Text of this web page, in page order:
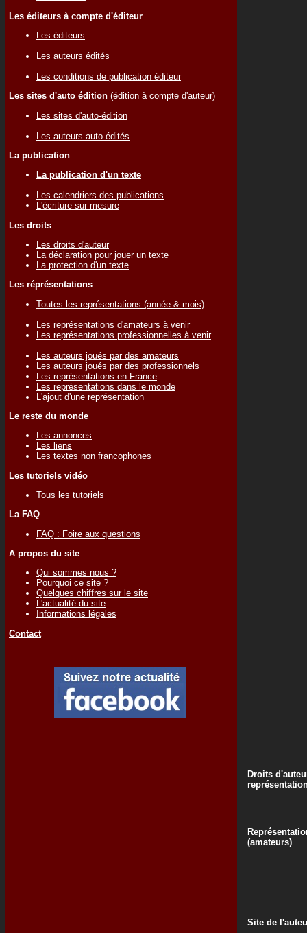
Les éditeurs à compte d'éditeur
Les éditeurs
Les auteurs édités
Les conditions de publication éditeur
Les sites d'auto édition (édition à compte d'auteur)
Les sites d'auto-édition
Les auteurs auto-édités
La publication
La publication d'un texte
Les calendriers des publications
L'écriture sur mesure
Les droits
Les droits d'auteur
La déclaration pour jouer un texte
La protection d'un texte
Les réprésentations
Toutes les représentations (année & mois)
Les représentations d'amateurs à venir
Les représentations professionnelles à venir
Les auteurs joués par des amateurs
Les auteurs joués par des professionnels
Les représentations en France
Les représentations dans le monde
L'ajout d'une représentation
Le reste du monde
Les annonces
Les liens
Les textes non francophones
Les tutoriels vidéo
Tous les tutoriels
La FAQ
FAQ : Foire aux questions
A propos du site
Qui sommes nous ?
Pourquoi ce site ?
Quelques chiffres sur le site
L'actualité du site
Informations légales
Contact
Droits
(amateurs)
Site de